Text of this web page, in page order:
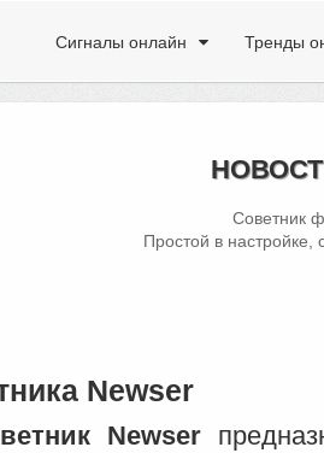
Сигналы онлайн Тренды
Советник
Простой в настройке,
Newser
Newser